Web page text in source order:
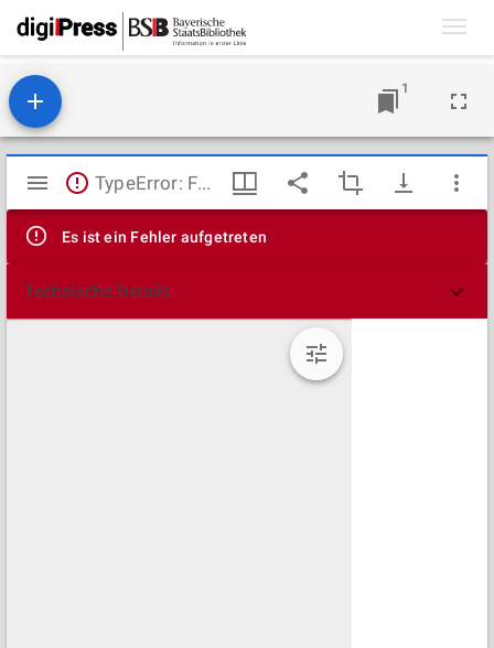
1
Mirador
Viewer
TypeError: Failed to fetch
Es ist ein Fehler aufgetreten
Technische Details